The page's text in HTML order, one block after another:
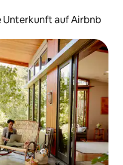
Unterkunft auf Airbnb